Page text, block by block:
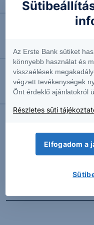
Négyhavi
EURUSD:
2026.08.07. 10:37
Megint
Az Erste Bank sütiket
könnyebb használat és
visszaélések
végzett tevékenységek
Önt érdeklő ajánlatokról
Részletes süti
Elfogadom a